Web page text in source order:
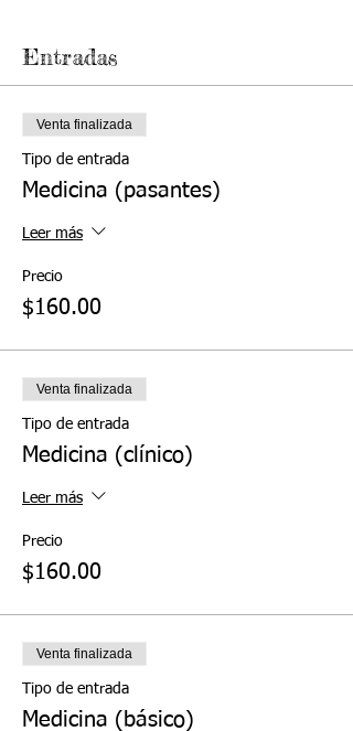
Entradas
Venta finalizada
Tipo de entrada
Medicina (pasantes)
Leer más
Precio
$160.00
Venta finalizada
Tipo de entrada
Medicina (clínico)
Leer más
Precio
$160.00
Venta finalizada
Tipo de entrada
Medicina (básico)